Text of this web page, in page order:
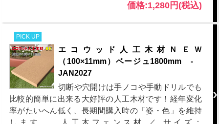
価格:1,280円(税込)
PICK UP
エコウッド人工木材ＮＥＷ
（100×11mm）ベージュ1800mm -
JAN2027
切断や穴開けは手ノコや手動ドリルでも
比較的簡単に出来る大好評の人工木材です！経年変化
率がたいへん低く、長期間購入時の「姿・色」を維持